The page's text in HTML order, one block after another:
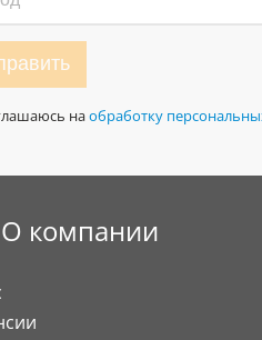
наобработку
О компании